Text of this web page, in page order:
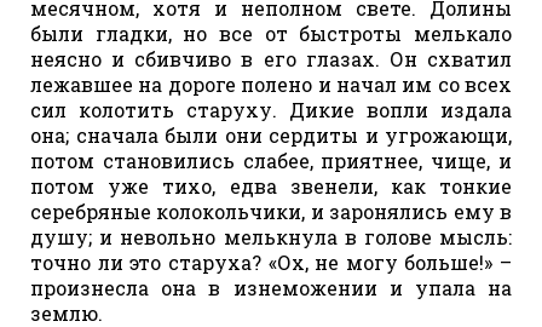
месячном, хотя и неполном свете. Долины
были гладки, но все от быстроты мелькало
неясно и сбивчиво в его глазах. Он схватил
лежавшее на дороге полено и начал им со всех
сил колотить старуху. Дикие вопли издала
она; сначала были они сердиты и угрожающи,
потом становились слабее, приятнее, чище, и
потом уже тихо, едва звенели, как тонкие
серебряные колокольчики, и заронялись ему в
душу; и невольно мелькнула в голове мысль:
точно ли это старуха? «Ох, не могу больше!» –
произнесла она в изнеможении и упала на
землю.